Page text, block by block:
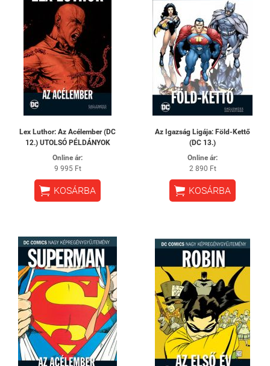
Lex Luthor: Az Acélember (DC
12.) UTOLSÓ PÉLDÁNYOK
Online ár:
9 995 Ft
 KOSÁRBA
Az Igazság Ligája: Föld-Kettő
(DC 13.)
Online ár:
2 890 Ft
 KOSÁRBA